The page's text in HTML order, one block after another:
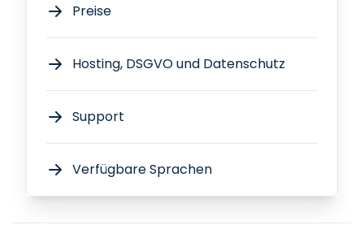
Preise
Hosting, DSGVO und Datenschutz
Support
Verfügbare Sprachen